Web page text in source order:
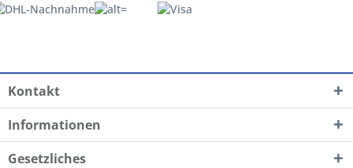
Kontakt
Informationen
Gesetzliches